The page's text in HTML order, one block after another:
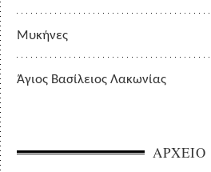
Μυκήνες
Άγιος Βασίλειος Λακωνίας
ΑΡΧΕΙΟ